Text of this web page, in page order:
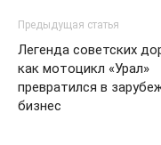
Предыдущая статья
Легенда советских
как мотоцикл «Урал»
превратился в
бизнес